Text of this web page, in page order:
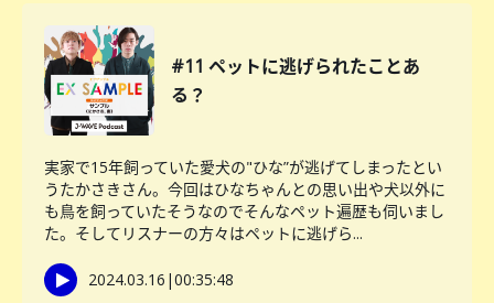
#11 ペットに逃げられたことあ
る？
実家で15年飼っていた愛犬の"ひな”が逃げてしまったとい
うたかさきさん。今回はひなちゃんとの思い出や犬以外に
も鳥を飼っていたそうなのでそんなペット遍歴も伺いまし
た。そしてリスナーの方々はペットに逃げら...
2024.03.16 |00:35:48